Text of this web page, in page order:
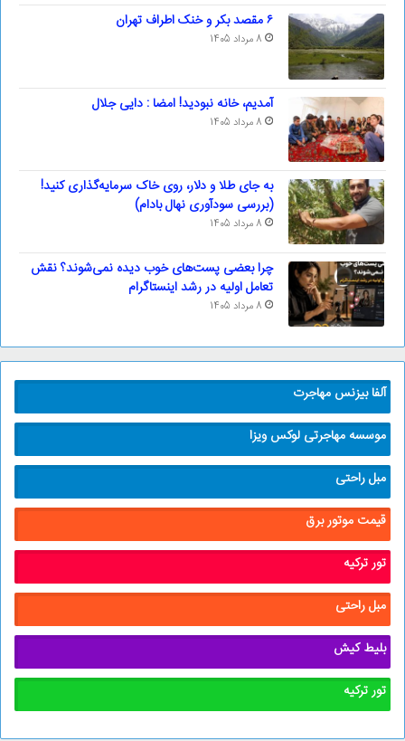
۶ مقصد بکر و خنک اطراف تهران
8 مرداد 1405
آمدیم، خانه نبودید! امضا : دایی جلال
8 مرداد 1405
به جای طلا و دلار، روی خاک سرمایه‌گذاری کنید!
(بررسی سودآوری نهال بادام)
8 مرداد 1405
چرا بعضی پست‌های خوب دیده نمی‌شوند؟ نقش
تعامل اولیه در رشد اینستاگرام
8 مرداد 1405
آلفا بیزنس مهاجرت
موسسه مهاجرتی لوکس ویزا
مبل راحتی
قیمت موتور برق
تور ترکیه
مبل راحتی
بلیط کیش
تور ترکیه